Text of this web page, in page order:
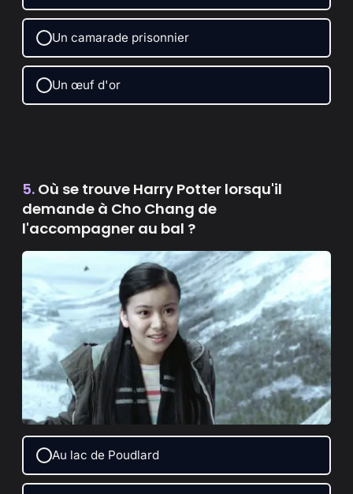
Un camarade prisonnier
Un œuf d'or
5. Où se trouve Harry Potter lorsqu'il
demande à Cho Chang de
l'accompagner au bal ?
Au lac de Poudlard